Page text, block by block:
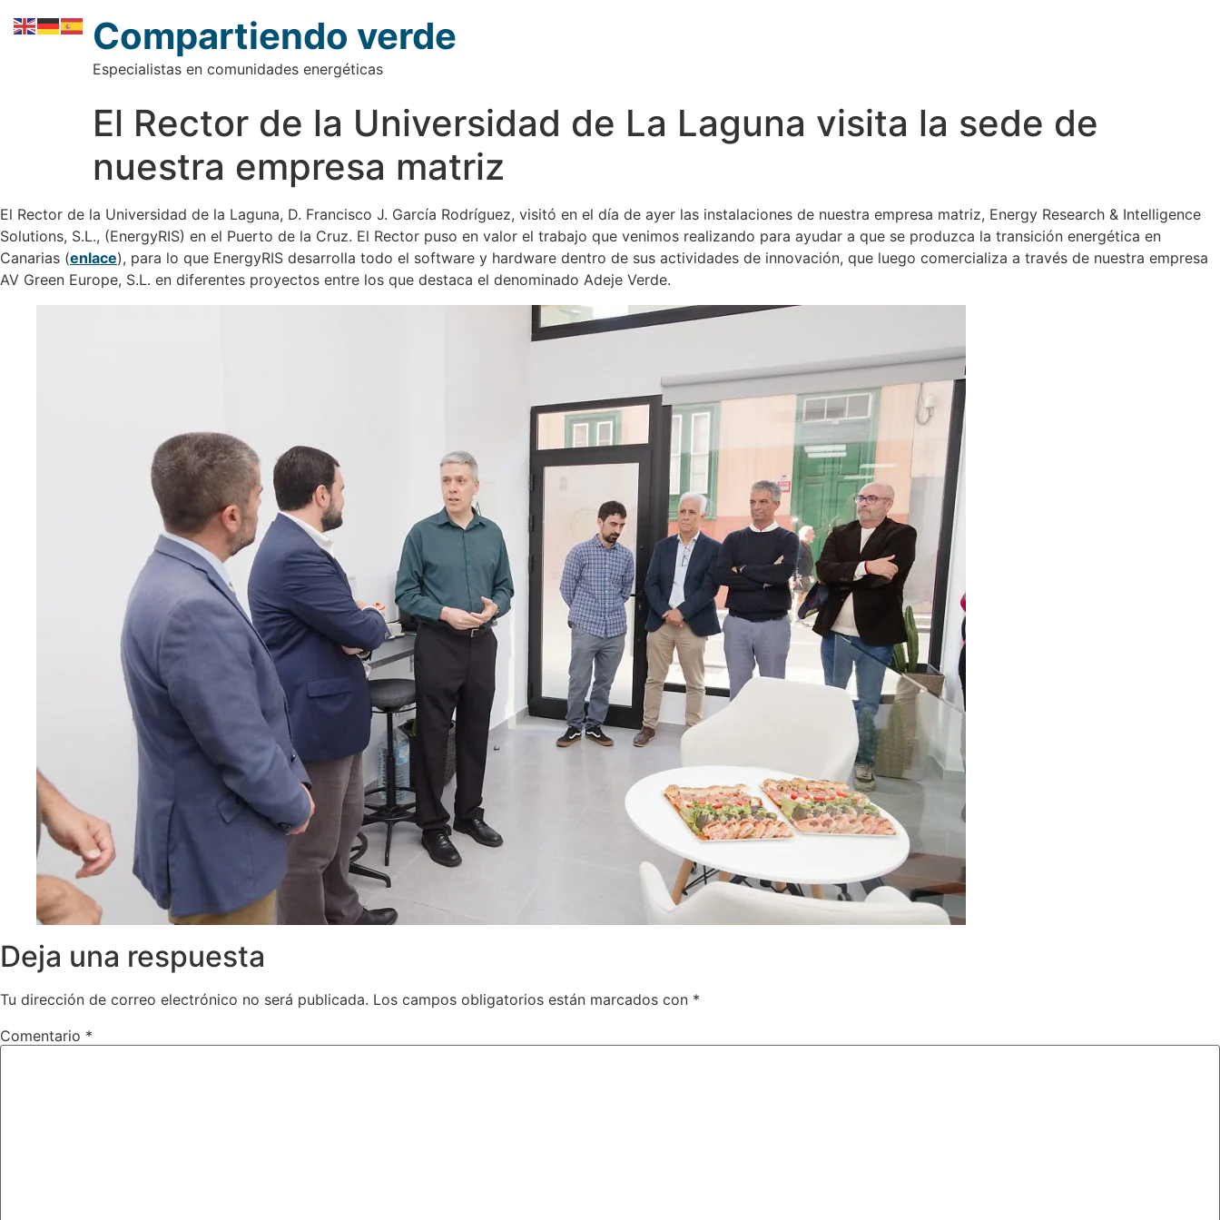
Compartiendo verde
Especialistas en comunidades energéticas
El Rector de la Universidad de La Laguna visita la sede de
nuestra empresa matriz
El Rector de la Universidad de la Laguna, D. Francisco J. García Rodríguez, visitó en el día de ayer las instalaciones de nuestra empresa matriz, Energy Research & Intelligence
Solutions, S.L., (EnergyRIS) en el Puerto de la Cruz. El Rector puso en valor el trabajo que venimos realizando para ayudar a que se produzca la transición energética en
Canarias (enlace), para lo que EnergyRIS desarrolla todo el software y hardware dentro de sus actividades de innovación, que luego comercializa a través de nuestra empresa
AV Green Europe, S.L. en diferentes proyectos entre los que destaca el denominado Adeje Verde.
Deja una respuesta
Tu dirección de correo electrónico no será publicada. Los campos obligatorios están marcados con *
Comentario *